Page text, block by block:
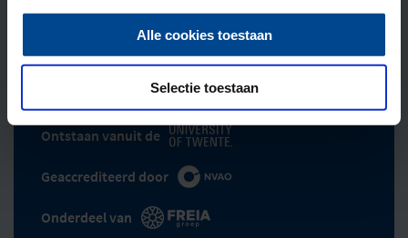
Alle cookies toestaan
Selectie toestaan
Ontstaan vanuit de
Geaccrediteerd door
Onderdeel van